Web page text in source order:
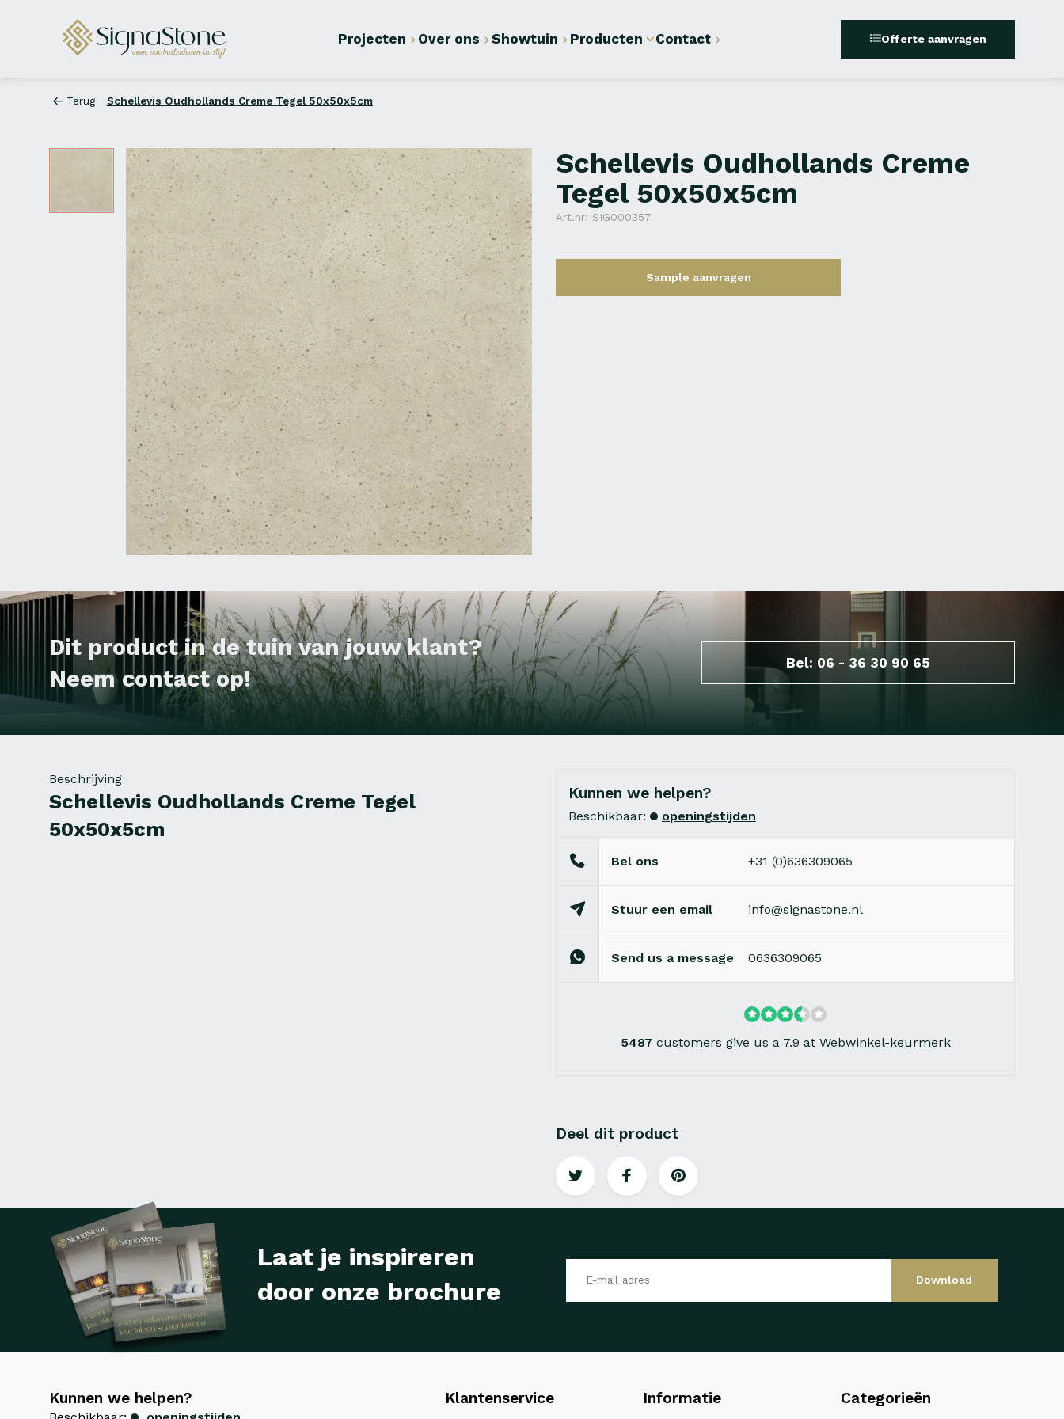
Projecten Over ons Showtuin Producten Contact Offerte aanvragen
Terug Schellevis Oudhollands Creme Tegel 50x50x5cm
Schellevis Oudhollands Creme
Tegel 50x50x5cm
Art.nr: SIG000357
Sample aanvragen
Dit product in de tuin van jouw klant?
Neem contact op!
Bel: 06 - 36 30 90 65
Beschrijving
Schellevis Oudhollands Creme Tegel
50x50x5cm
Kunnen we helpen?
Beschikbaar: openingstijden
Bel ons +31 (0)636309065
Stuur een email info@signastone.nl
Send us a message 0636309065
5487 customers give us a 7.9 at Webwinkel-keurmerk
Deel dit product
Laat je inspireren
door onze brochure
Download
Kunnen we helpen? Klantenservice Informatie Categorieën